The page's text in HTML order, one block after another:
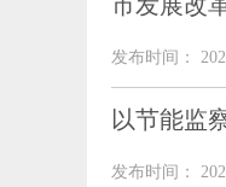
发布时间：
以节能监
发布时间：